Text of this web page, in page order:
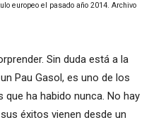
europeo el pasado año 2014. Archivo
Sin duda está a la
Pau Gasol, es uno de los
ha habido nunca. No hay
éxitos vienen desde un